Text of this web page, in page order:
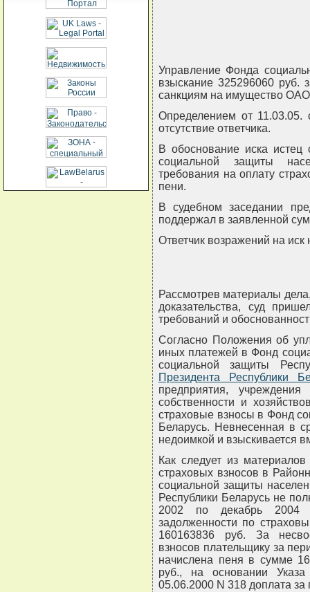
Управление Фонда
взыскание 325296060 руб.
санкциям на имущество
Определением от 11.03.05.
отсутствие ответчика.
В обоснование иска истец
социальной защиты
требования на оплату
пени.
В судебном заседании
поддержал в заявленной
Ответчик возражений на иск
Рассмотрев материалы
доказательства, суд
требований и
Согласно Положения об
иных платежей в Фонд
социальной защиты
Президента Республики
предприятия,
собственности и
страховые взносы в Фонд
Беларусь. Невнесенная в
недоимкой и взыскивается
Как следует из
страховых взносов в
социальной защиты
Республики Беларусь не
2002 по декабрь 2004
задолженности по
160163836 руб. За
взносов плательщику за
начислена пеня в сумме
руб., на основании Указа
05.06.2000 N 318 доплата